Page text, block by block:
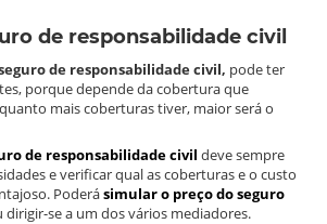
de responsabilidade civil
de responsabilidade civil, pode ter
porque depende da cobertura que
mais coberturas tiver, maior será o
de responsabilidade civil deve sempre
e verificar qual as coberturas e o custo
Poderásimular o preço do seguro
dirigir-se a um dos vários mediadores.